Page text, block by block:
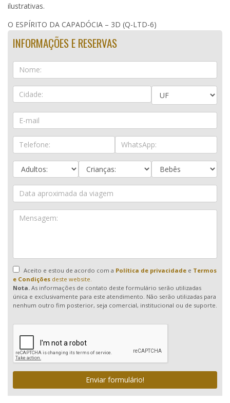
ilustrativas.
O ESPÍRITO DA CAPADÓCIA – 3D (Q-LTD-6)
INFORMAÇÕES E RESERVAS
Aceito e estou de acordo com a Política de privacidadee Termos
e Condições deste website.
Nota. As informações de contato deste formulário serão utilizadas
única e exclusivamente para este atendimento. Não serão utilizadas para
nenhum outro fim posterior, seja comercial, institucional ou de suporte.
Enviar formulário!